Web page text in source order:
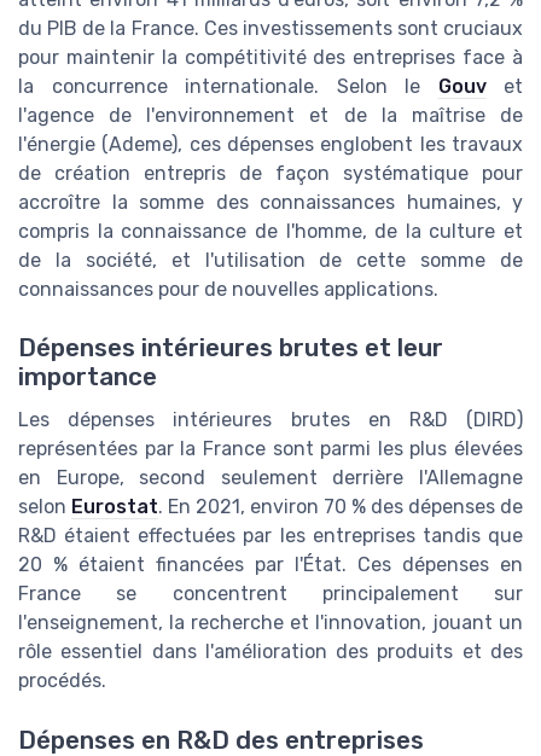
du PIB de la France. Ces investissements sont cruciaux
pour maintenir la compétitivité des entreprises face à
la concurrence internationale. Selon le Gouvet
l'agence de l'environnement et de la maîtrise de
l'énergie (Ademe), ces dépenses englobent les travaux
de création entrepris de façon systématique pour
accroître la somme des connaissances humaines, y
compris la connaissance de l'homme, de la culture et
de la société, et l'utilisation de cette somme de
connaissances pour de nouvelles applications.
Dépenses intérieures brutes et leur
importance
Les dépenses intérieures brutes en R&D (DIRD)
représentées par la France sont parmi les plus élevées
en Europe, second seulement derrière l'Allemagne
selon Eurostat. En 2021, environ 70 % des dépenses de
R&D étaient effectuées par les entreprises tandis que
20 % étaient financées par l'État. Ces dépenses en
France se concentrent principalement sur
l'enseignement, la recherche et l'innovation, jouant un
rôle essentiel dans l'amélioration des produits et des
procédés.
Dépenses en R&D des entreprises